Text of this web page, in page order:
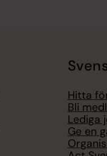
Hitta
Bli
Lediga
Ge en